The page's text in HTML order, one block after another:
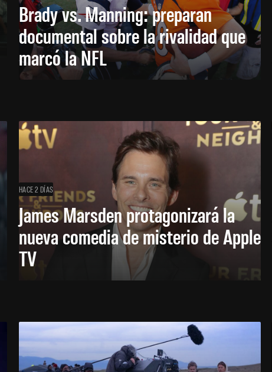
Brady vs. Manning: preparan
documental sobre la rivalidad que
marcó la NFL
HACE 2 DÍAS
James Marsden protagonizará la
nueva comedia de misterio de Apple
TV